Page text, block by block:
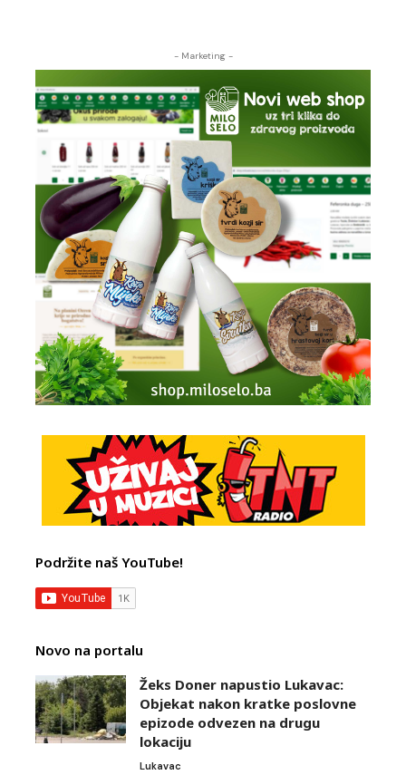
- Marketing -
Podržite naš YouTube!
Novo na portalu
Žeks Doner napustio Lukavac:
Objekat nakon kratke poslovne
epizode odvezen na drugu
lokaciju
Lukavac